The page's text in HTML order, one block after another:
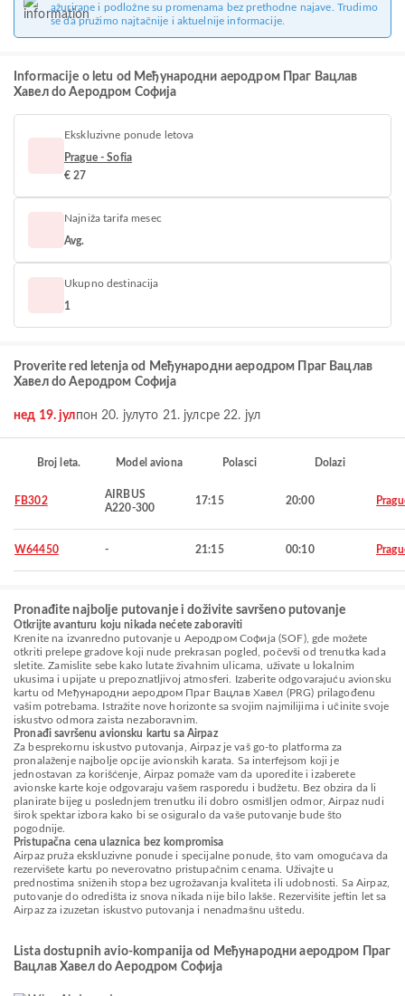
ažurirane i podložne su promenama bez prethodne najave. Trudimo
se da pružimo najtačnije i aktuelnije informacije.
Informacije o letu od Међународни аеродром Праг Вацлав
Хавел do Аеродром Софија
Ekskluzivne ponude letova
Prague - Sofia
€ 27
Najniža tarifa mesec
Avg.
Ukupno destinacija
1
Proverite red letenja od Међународни аеродром Праг Вацлав
Хавел do Аеродром Софија
нед 19. јулпон 20. јулуто 21. јулсре 22. јул
Broj leta. Model aviona Polasci Dolazi
FB302
AIRBUS
A220-300
17:15 20:00
W64450 - 21:15 00:10
Pronađite najbolje putovanje i doživite savršeno putovanje
Otkrijte avanturu koju nikada nećete zaboraviti
Krenite na izvanredno putovanje u Аеродром Софија (SOF), gde možete
otkriti prelepe gradove koji nude prekrasan pogled, počevši od trenutka kada
sletite. Zamislite sebe kako lutate živahnim ulicama, uživate u lokalnim
ukusima i upijate u prepoznatljivoj atmosferi. Izaberite odgovarajuću avionsku
kartu od Међународни аеродром Праг Вацлав Хавел (PRG) prilagođenu
vašim potrebama. Istražite nove horizonte sa svojim najmilijima i učinite svoje
iskustvo odmora zaista nezaboravnim.
Pronađi savršenu avionsku kartu sa Airpaz
Za besprekornu iskustvo putovanja, Airpaz je vaš go-to platforma za
pronalaženje najbolje opcije avionskih karata. Sa interfejsom koji je
jednostavan za korišćenje, Airpaz pomaže vam da uporedite i izaberete
avionske karte koje odgovaraju vašem rasporedu i budžetu. Bez obzira da li
planirate bijeg u poslednjem trenutku ili dobro osmišljen odmor, Airpaz nudi
širok spektar izbora kako bi se osiguralo da vaše putovanje bude što
pogodnije.
Pristupačna cena ulaznica bez kompromisa
Airpaz pruža ekskluzivne ponude i specijalne ponude, što vam omogućava da
rezervišete kartu po neverovatno pristupačnim cenama. Uživajte u
prednostima sniženih stopa bez ugrožavanja kvaliteta ili udobnosti. Sa Airpaz,
putovanje do odredišta iz snova nikada nije bilo lakše. Rezervišite jeftin let sa
Airpaz za izuzetan iskustvo putovanja i nenadmašnu uštedu.
Lista dostupnih avio-kompanija od Међународни аеродром Праг
Вацлав Хавел do Аеродром Софија